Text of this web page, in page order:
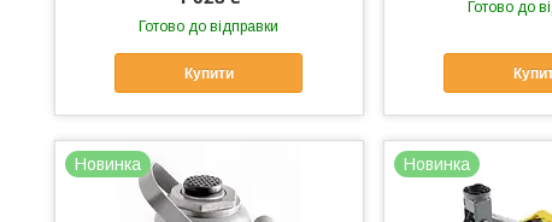
Готово до відправки
Купити
Готово до
Новинка Новинка